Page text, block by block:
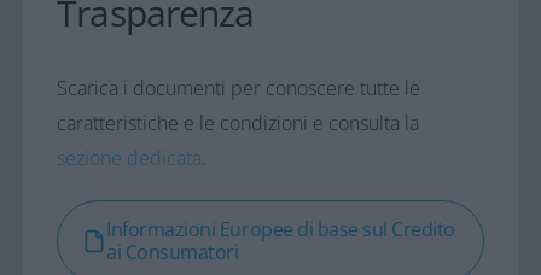
non sottoscrivere alcuna polizza assicurativa o
mercato.
Trasparenza
Scarica i documenti per conoscere tutte le
caratteristiche e le condizioni e consulta la
sezione dedicata.
Informazioni Europee di base sul Credito
ai Consumatori